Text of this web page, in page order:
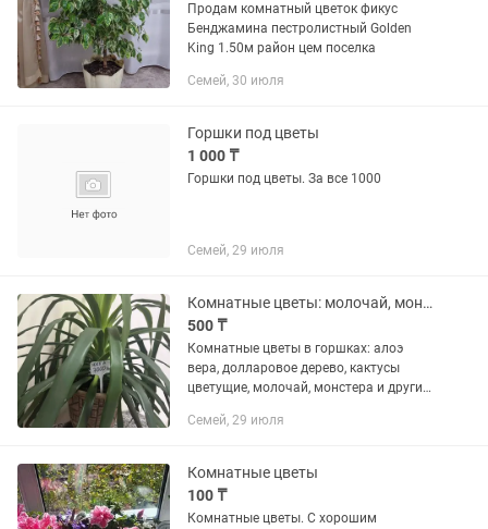
Продам комнатный цветок фикус
Бенджамина пестролистный Golden
King 1.50м район цем поселка
Семей, 30 июля
Горшки под цветы
1 000 ₸
Горшки под цветы. За все 1000
Семей, 29 июля
Комнатные цветы: молочай, монстера и другие
500 ₸
Комнатные цветы в горшках: алоэ
вера, долларовое дерево, кактусы
цветущие, молочай, монстера и другие.
сообщения, пишите здесь.
Семей, 29 июля
Комнатные цветы
100 ₸
Комнатные цветы. С хорошим